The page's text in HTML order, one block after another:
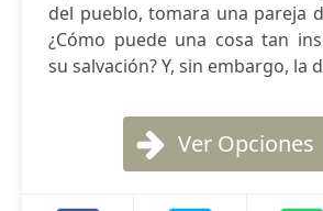
del pueblo, tomara una pareja
¿Cómo puede una cosa tan
su salvación? Y, sin embargo, la
Ver Opciones